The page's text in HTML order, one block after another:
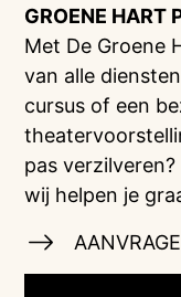
GROENE HART
Met De Groene
van alle
cursus of een
pas
wij helpen je